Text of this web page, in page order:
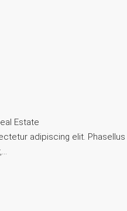
Estate
adipiscing elit. Phasellus